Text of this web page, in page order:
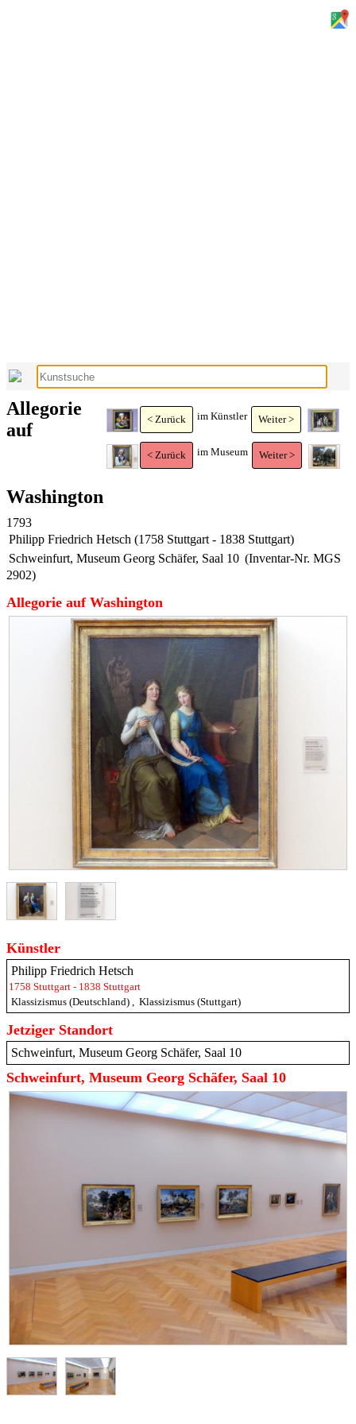
< Zurück im Künstler Weiter >
< Zurück im Museum Weiter >
Allegorie
auf
Washington
1793
Philipp Friedrich Hetsch (1758 Stuttgart - 1838 Stuttgart)
Schweinfurt, Museum Georg Schäfer, Saal 10 (Inventar-Nr. MGS
2902)
Allegorie auf Washington
Künstler
Philipp Friedrich Hetsch
1758 Stuttgart - 1838 Stuttgart
Klassizismus (Deutschland)
Klassizismus (Stuttgart)
Jetziger Standort
Schweinfurt, Museum Georg Schäfer, Saal 10
Schweinfurt, Museum Georg Schäfer, Saal 10